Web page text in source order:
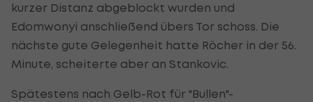
kurzer Distanz abgeblockt wurden und
Edomwonyi anschließend übers Tor schoss. Die
nächste gute Gelegenheit hatte Röcher in der 56.
Minute, scheiterte aber an Stankovic.
Spätestens nach Gelb-Rot für "Bullen"-